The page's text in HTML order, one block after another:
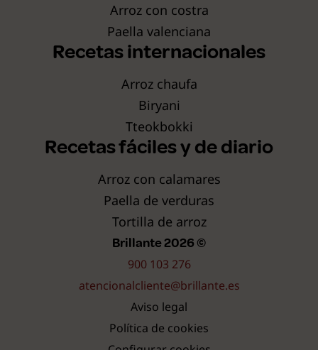
Arroz con costra
Paella valenciana
Recetas internacionales
Arroz chaufa
Biryani
Tteokbokki
Recetas fáciles y de diario
Arroz con calamares
Paella de verduras
Tortilla de arroz
Brillante 2026 ©
900 103 276
atencionalcliente@brillante.es
Aviso legal
Política de cookies